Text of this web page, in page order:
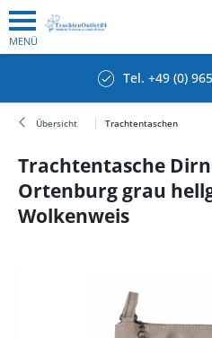
MENÜ
Tel. +49 (0)
Übersicht Trachtentaschen
Trachtentasche
Ortenburg grau
Wolkenweis